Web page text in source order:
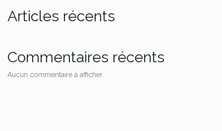
Articles récents
Commentaires récents
Aucun commentaire à afficher.